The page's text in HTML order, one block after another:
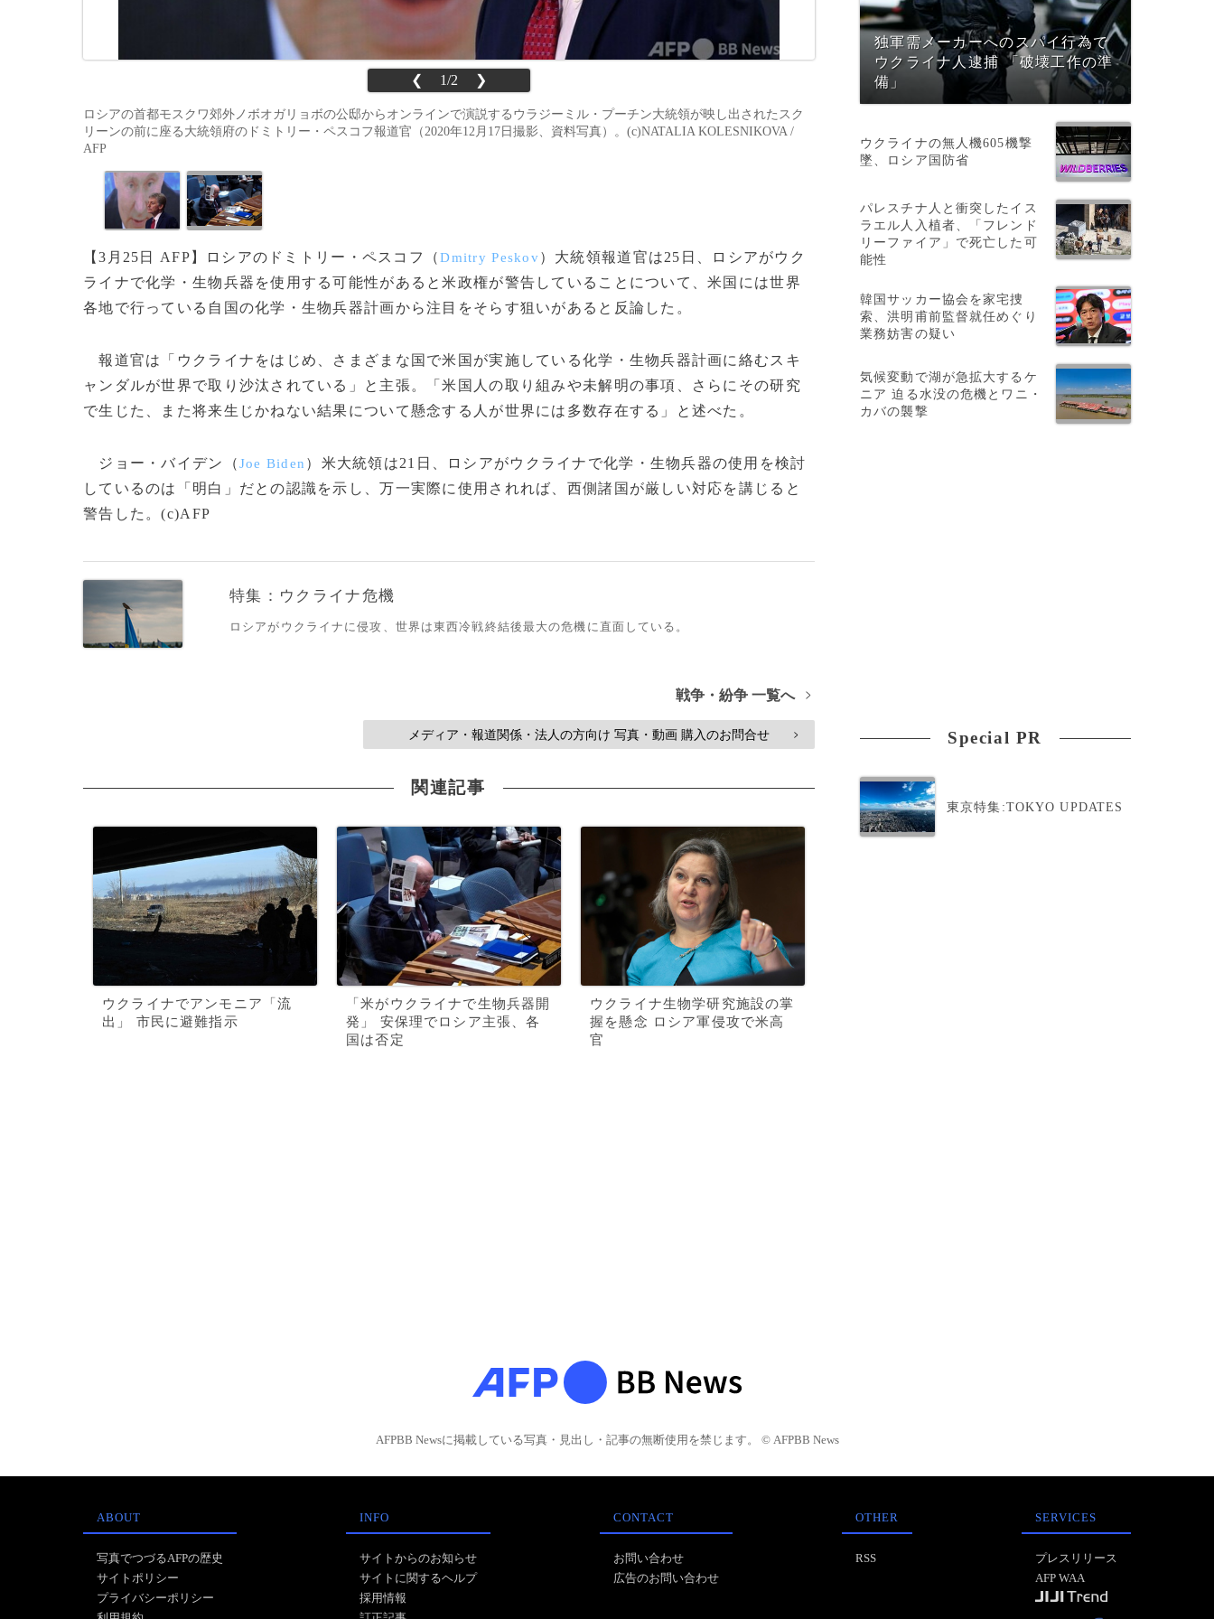
❮ 1/2 ❯
ロシアの首都モスクワ郊外ノボオガリョボの公邸からオンラインで演説するウラジーミル・プーチン大統領が映し出されたスク
リーンの前に座る大統領府のドミトリー・ペスコフ報道官（2020年12月17日撮影、資料写真）。(c)NATALIA KOLESNIKOVA /
AFP
【3月25日 AFP】ロシアのドミトリー・ペスコフ（Dmitry Peskov）大統領報道官は25日、ロシアがウク
ライナで化学・生物兵器を使用する可能性があると米政権が警告していることについて、米国には世界
各地で行っている自国の化学・生物兵器計画から注目をそらす狙いがあると反論した。
報道官は「ウクライナをはじめ、さまざまな国で米国が実施している化学・生物兵器計画に絡むスキ
ャンダルが世界で取り沙汰されている」と主張。「米国人の取り組みや未解明の事項、さらにその研究
で生じた、また将来生じかねない結果について懸念する人が世界には多数存在する」と述べた。
ジョー・バイデン（Joe Biden ）米大統領は21日、ロシアがウクライナで化学・生物兵器の使用を検討
しているのは「明白」だとの認識を示し、万一実際に使用されれば、西側諸国が厳しい対応を講じると
警告した。(c)AFP
特集：ウクライナ危機
ロシアがウクライナに侵攻、世界は東西冷戦終結後最大の危機に直面している。
戦争・紛争 一覧へ >
メディア・報道関係・法人の方向け 写真・動画 購入のお問合せ >
関連記事
ウクライナでアンモニア「流
出」 市民に避難指示
「米がウクライナで生物兵器開
発」 安保理でロシア主張、各
国は否定
ウクライナ生物学研究施設の掌
握を懸念 ロシア軍侵攻で米高
官
独軍需メーカーへのスパイ行為で
ウクライナ人逮捕 「破壊工作の準
備」
ウクライナの無人機605機撃
墜、ロシア国防省
パレスチナ人と衝突したイス
ラエル人入植者、「フレンド
リーファイア」で死亡した可
能性
韓国サッカー協会を家宅捜
索、洪明甫前監督就任めぐり
業務妨害の疑い
気候変動で湖が急拡大するケ
ニア 迫る水没の危機とワニ・
カバの襲撃
Special PR
東京特集:TOKYO UPDATES
AFPBB Newsに掲載している写真・見出し・記事の無断使用を禁じます。 © AFPBB News
ABOUT
写真でつづるAFPの歴史
サイトポリシー
プライバシーポリシー
INFO
サイトからのお知らせ
サイトに関するヘルプ
採用情報
CONTACT
お問い合わせ
広告のお問い合わせ
OTHER
RSS
SERVICES
プレスリリース
AFP WAA